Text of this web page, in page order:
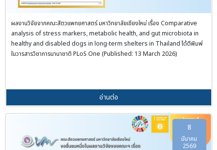
ผลงานวิจัยจากคณะสัตวแพทยศาสตร์ มหาวิทยาลัยเชียงใหม่ เรื่อง Comparative
analysis of stress markers, metabolic health, and gut microbiota in
healthy and disabled dogs in long-term shelters in Thailand ได้ตีพิมพ์
ในวารสารวิชาการนานาชาติ PLoS One (Published: 13 March 2026)
อ่านต่อ
8
มีนาคม
2569